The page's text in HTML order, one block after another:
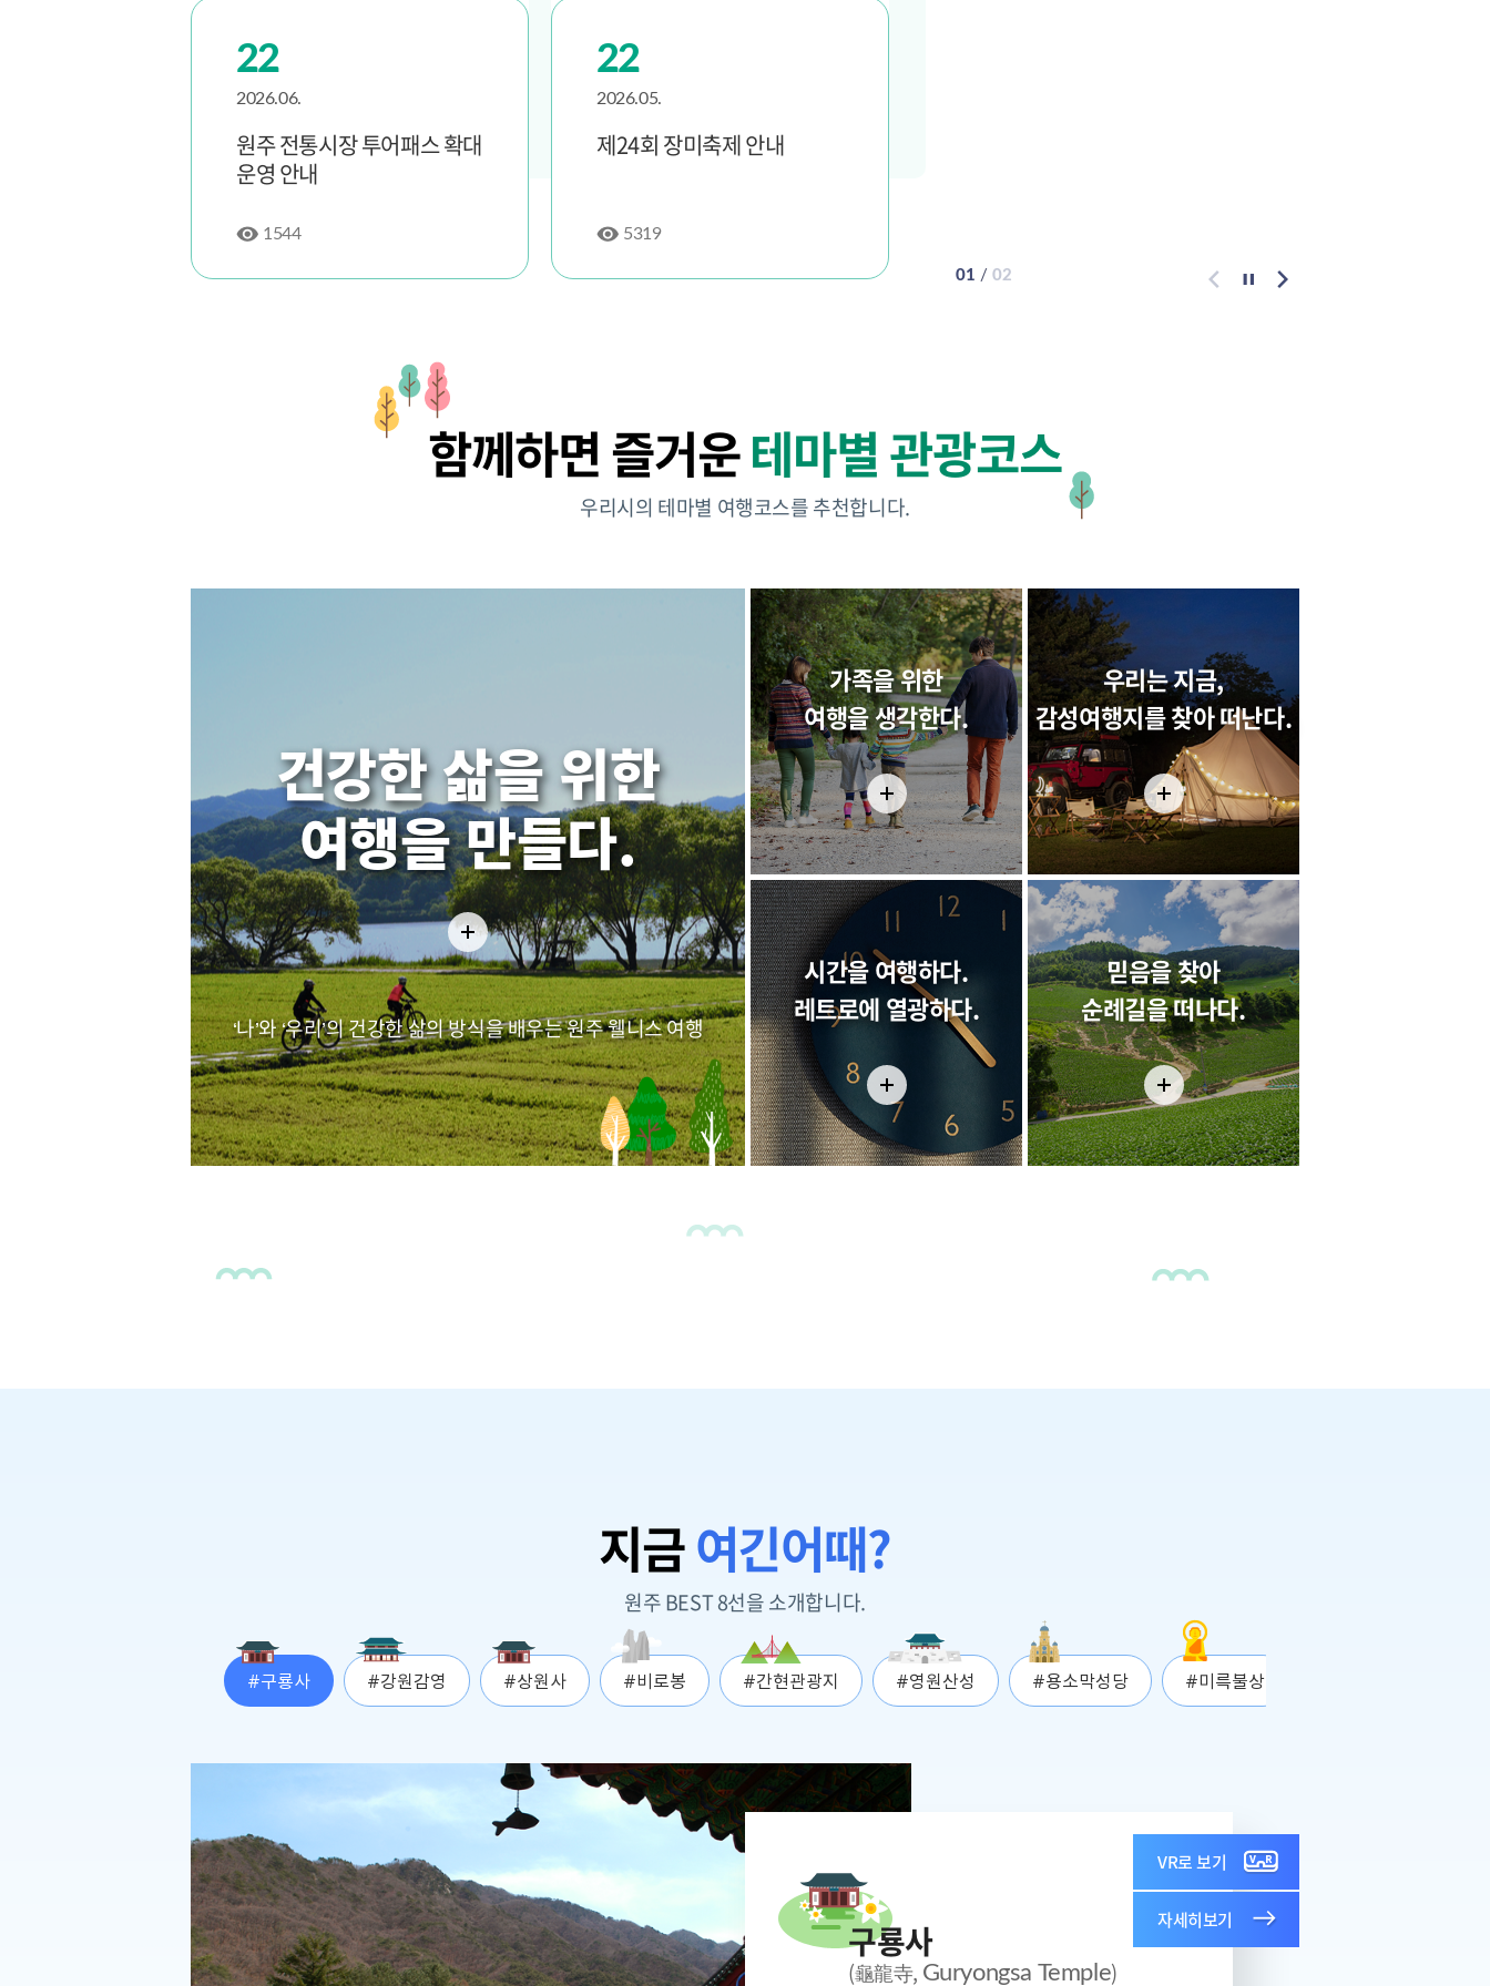
22
2026.06.
원주 전통시장 투어패스 확대
운영 안내
1544
22
2026.05.
제24회 장미축제 안내
5319
02 / 02
함께하면 즐거운테마별 관광코스
우리시의 테마별 여행코스를 추천합니다.
건강한 삶을 위한
여행을 만들다.
‘나’와 ‘우리’의 건강한 삶의 방식을 배우는 원주 웰니스 여행
가족을 위한
여행을 생각한다.
우리는 지금,
감성여행지를 찾아 떠난다.
시간을 여행하다.
레트로에 열광하다.
믿음을 찾아
순례길을 떠나다.
지금여긴어때?
원주 BEST 8선을 소개합니다.
#구룡사 #강원감영 #상원사 #비로봉 #간현관광지 #영원산성 #용소막성당 #미륵불상
구룡사
(龜龍寺, Guryongsa Temple)
VR로 보기
자세히보기